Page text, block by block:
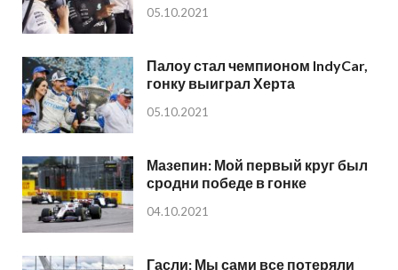
05.10.2021
Палоу стал чемпионом IndyCar,
гонку выиграл Херта
05.10.2021
Мазепин: Мой первый круг был
сродни победе в гонке
04.10.2021
Гасли: Мы сами все потеряли